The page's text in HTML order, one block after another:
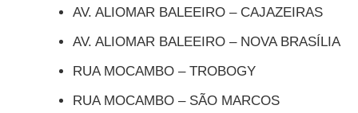
AV. ALIOMAR BALEEIRO – CAJAZEIRAS
AV. ALIOMAR BALEEIRO – NOVA BRASÍLIA
RUA MOCAMBO – TROBOGY
RUA MOCAMBO – SÃO MARCOS